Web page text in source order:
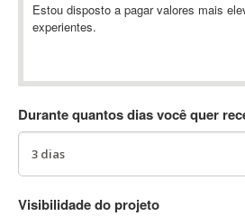
Abstract Window Toolkit (AWT)
Absynth
AC3
AccountMate
ACDSee
ACID Pro
ACPI
Estou disposto a pagar valores mais
experientes.
Durante quantos dias você quer
Visibilidade do projeto